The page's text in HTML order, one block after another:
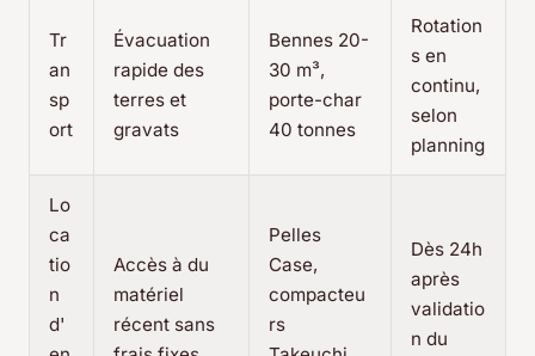
Tr
an
sp
ort
Évacuation
rapide des
terres et
gravats
Bennes 20-
30 m³,
porte-char
40 tonnes
Rotation
s en
continu,
selon
planning
Lo
ca
tio
n
d'
Accès à du
matériel
récent sans
Pelles
Case,
compacteu
rs
Dès 24h
après
validatio
n du